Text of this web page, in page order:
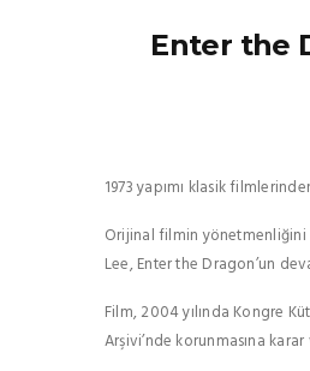
Enter the
1973 yapımı klasik
Orijinal filmin yönetmenliğini
Lee, Enter the Dragon’un
Film, 2004 yılında Kongre
Arşivi’nde korunmasına